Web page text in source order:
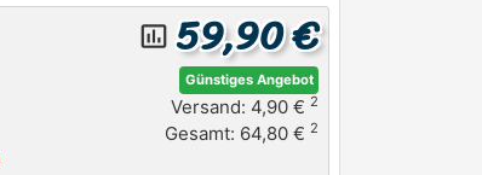
insert_chart_outlined 59,90 €
Günstiges Angebot
Versand: 4,90 € 2
Gesamt: 64,80 € 2